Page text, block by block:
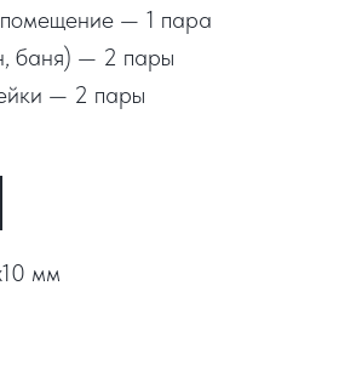
помещение — 1 пара
баня) — 2 пары
— 2 пары
мм